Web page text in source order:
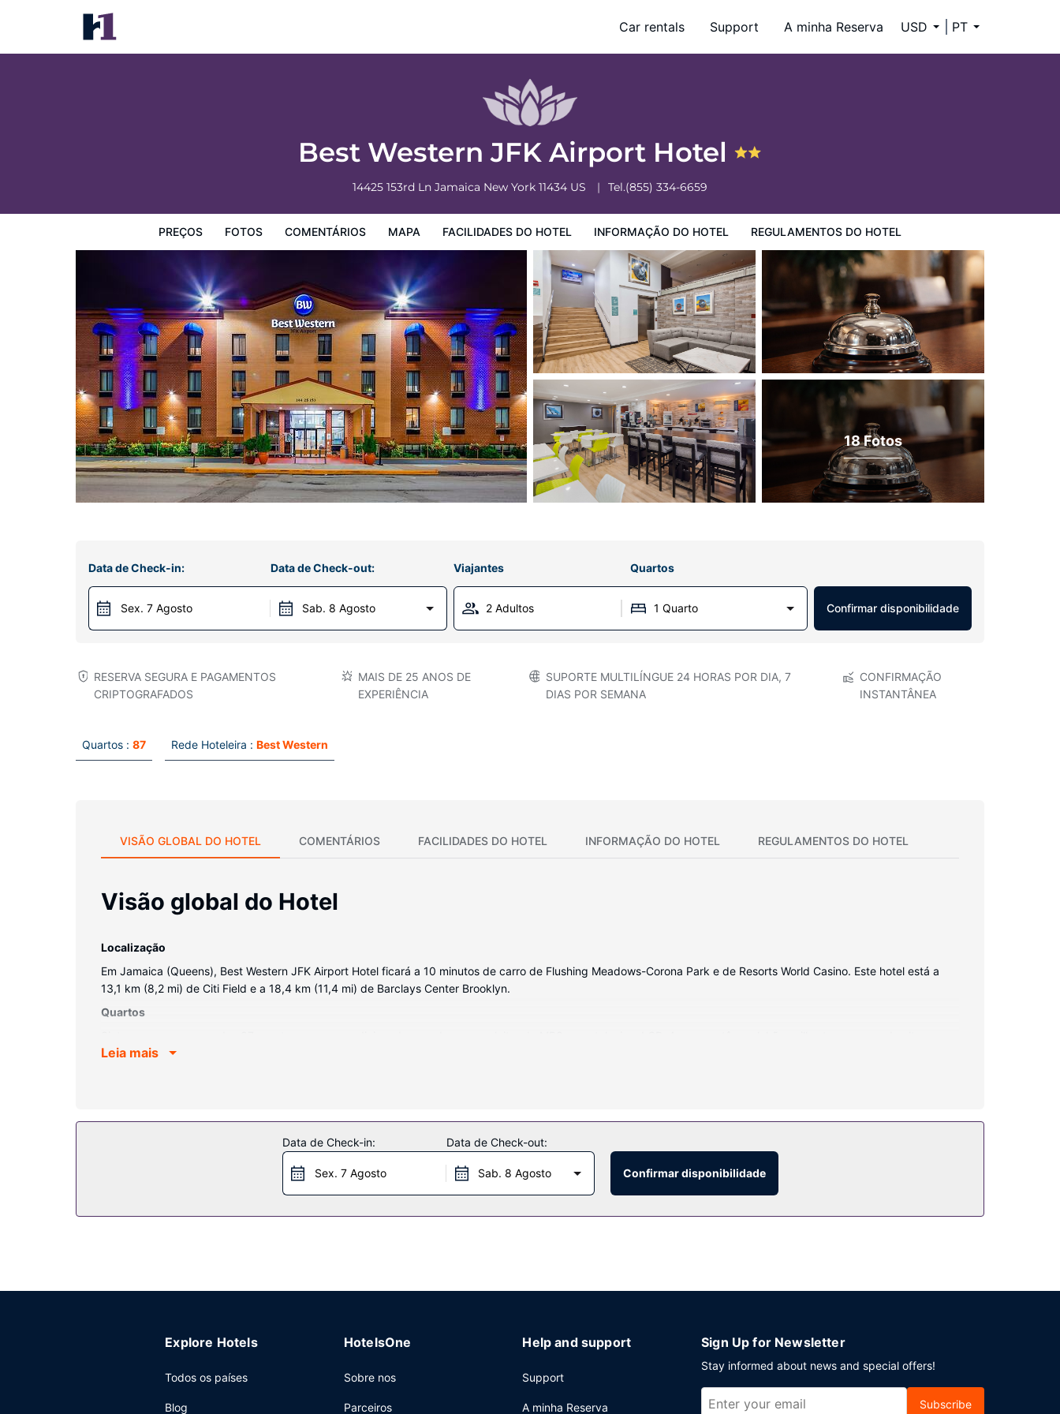
Car rentals Support A minha Reserva USD PT
Best Western JFK Airport Hotel
14425 153rd Ln Jamaica New York 11434 US Tel.(855) 334-6659
PREÇOS FOTOS COMENTÁRIOS MAPA FACILIDADES DO HOTEL INFORMAÇÃO DO HOTEL REGULAMENTOS DO HOTEL
Best Western JFK Airport Hotel
Preços Regulamentos do Hotel
18 Fotos
Data de Check-in:
Sex. 7 Agosto
Data de Check-out:
Sab. 8 Agosto
Viajantes Quartos
2 Adultos 1 Quarto Confirmar disponibilidade
RESERVA SEGURA E PAGAMENTOS
CRIPTOGRAFADOS
MAIS DE 25 ANOS DE
EXPERIÊNCIA
SUPORTE MULTILÍNGUE 24 HORAS POR DIA, 7
DIAS POR SEMANA
CONFIRMAÇÃO
INSTANTÂNEA
Quartos : 87 Rede Hoteleira : Best Western
VISÃO GLOBAL DO HOTEL COMENTÁRIOS FACILIDADES DO HOTEL INFORMAÇÃO DO HOTEL REGULAMENTOS DO HOTEL
Visão global do Hotel
Localização
Em Jamaica (Queens), Best Western JFK Airport Hotel ficará a 10 minutos de carro de Flushing Meadows-Corona Park e de Resorts World Casino. Este hotel está a
13,1 km (8,2 mi) de Citi Field e a 18,4 km (11,4 mi) de Barclays Center Brooklyn.
Quartos
qualidade. Ligue-se à internet com e sem fios gratuita para estar sempre contactável. Em alternativa, assista a uma seleção de canais via satélite. As casas de banho
Best Western JFK Airport Hotel dispõe de snack-bar/pastelaria. Comece as suas manhãs da melhor forma com um pequeno-almoço buffet grátis, servido diariamente
Leia mais
Data de Check-in:
Sex. 7 Agosto
Data de Check-out:
Sab. 8 Agosto Confirmar disponibilidade
Explore Hotels
Todos os países
Blog
HotelsOne
Sobre nos
Parceiros
Help and support
Support
A minha Reserva
Sign Up for Newsletter
Stay informed about news and special offers!
Subscribe